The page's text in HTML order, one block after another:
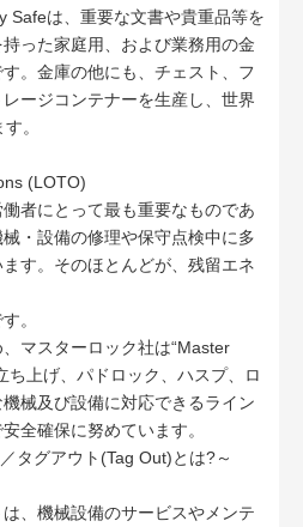
Safeは、重要な文書や貴重品等を
った家庭用、および業務用の金
。金庫の他にも、チェスト、フ
ージコンテナーを生産し、世界
。
(LOTO)
者にとって最も重要なものであ
・設備の修理や保守点検中に多
す。そのほとんどが、残留エネ
。
マスターロック社は“Master
ち上げ、パドロック、ハスプ、ロ
械及び設備に対応できるライン
全確保に努めています。
タグアウト(Tag Out)とは?～
、機械設備のサービスやメンテ